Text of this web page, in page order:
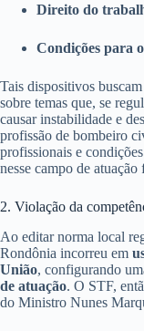
Direito do
Condições para
Tais dispositivos
sobre temas que, se
causar instabilidade e
profissão de bombeiro
profissionais e
nesse campo de atuação
2. Violação da
Ao editar norma local
Rondônia incorreu em
União, configurando
de atuação. O STF,
do Ministro Nunes